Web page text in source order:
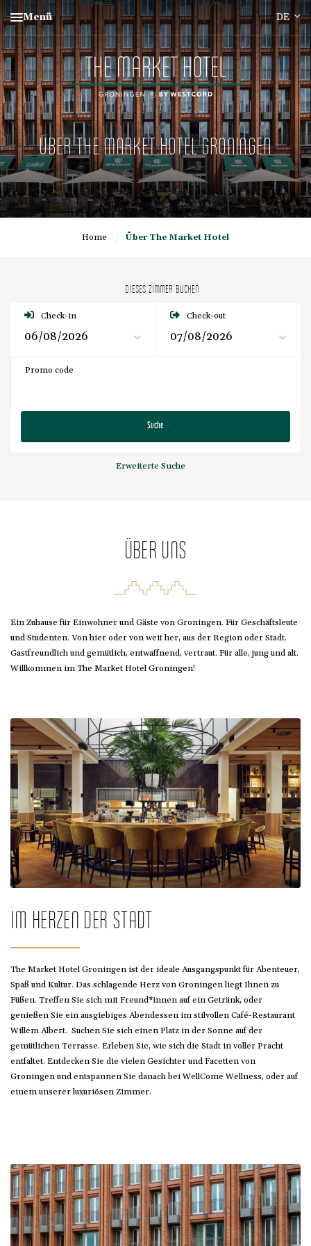
Menü
ÜBER THE MARKET HOTEL GRONINGEN
Home / Über The Market Hotel
DIESES ZIMMER BUCHEN
Check-in Check-out
Promo code
Suche
Erweiterte Suche
ÜBER UNS
Ein Zuhause für Einwohner und Gäste von Groningen. Für Geschäftsleute
und Studenten. Von hier oder von weit her, aus der Region oder Stadt.
Gastfreundlich und gemütlich, entwaffnend, vertraut. Für alle, jung und alt.
Willkommen im The Market Hotel Groningen!
IM HERZEN DER STADT
The Market Hotel Groningen ist der ideale Ausgangspunkt für Abenteuer,
Spaß und Kultur. Das schlagende Herz von Groningen liegt Ihnen zu
Füßen. Treffen Sie sich mit Freund*innen auf ein Getränk, oder
genießen Sie ein ausgiebiges Abendessen im stilvollen Café-Restaurant
Willem Albert. Suchen Sie sich einen Platz in der Sonne auf der
gemütlichen Terrasse. Erleben Sie, wie sich die Stadt in voller Pracht
entfaltet. Entdecken Sie die vielen Gesichter und Facetten von
Groningen und entspannen Sie danach bei WellCome Wellness, oder auf
einem unserer luxuriösen Zimmer.